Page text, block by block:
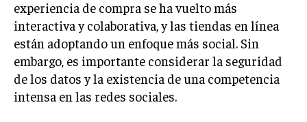
experiencia de compra se ha vuelto más
interactiva y colaborativa, y las tiendas en línea
están adoptando un enfoque más social. Sin
embargo, es importante considerar la seguridad
de los datos y la existencia de una competencia
intensa en las redes sociales.